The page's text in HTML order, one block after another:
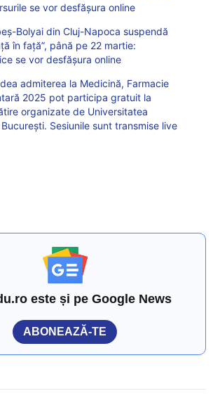
se vor desfăşura online
Bolyai din Cluj-Napoca suspendă
în față”, până pe 22 martie:
se vor desfășura online
admiterea la Medicină, Farmacie
2025 pot participa gratuit la
organizate de Universitatea
București. Sesiunile sunt transmise live
este și pe Google News
ABONEAZĂ-TE